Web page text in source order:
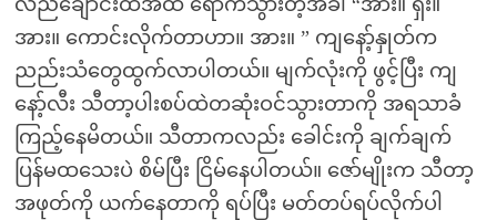
လည်ချောင်းထဲအထိ ရောက်သွားတဲ့အခါ “အား။ ရှီး။
အား။ ကောင်းလိုက်တာဟာ။ အား။ ” ကျနော့်နှုတ်က
ညည်းသံတွေထွက်လာပါတယ်။ မျက်လုံးကို ဖွင့်ပြီး ကျ
နော့်လီး သီတာ့ပါးစပ်ထဲတဆုံးဝင်သွားတာကို အရသာခံ
ကြည့်နေမိတယ်။ သီတာကလည်း ခေါင်းကို ချက်ချက်
ပြန်မထသေးပဲ စိမ်ပြီး ငြိမ်နေပါတယ်။ ဇော်မျိုးက သီတာ့
အဖုတ်ကို ယက်နေတာကို ရပ်ပြီး မတ်တပ်ရပ်လိုက်ပါ